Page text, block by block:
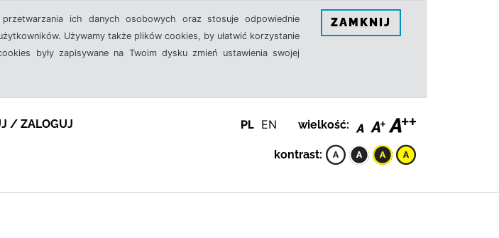
ich danych osobowych oraz stosuje odpowiednie
Używamy także plików cookies, by ułatwić korzystanie
były zapisywane na Twoim dysku zmień ustawienia swojej
ZAMKNIJ
/ ZALOGUJ PL EN wielkość:
kontrast: